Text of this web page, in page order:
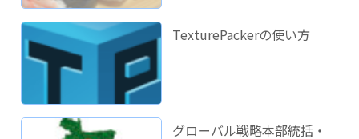
TexturePackerの使い方
グローバル戦略本部統括・